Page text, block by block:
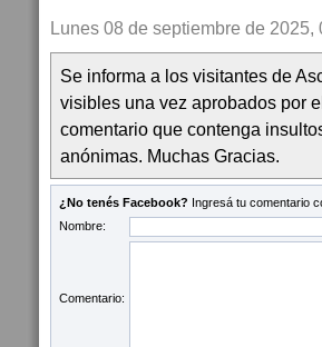
Lunes 08 de septiembre de 2025,
Se informa a los visitantes de
visibles una vez aprobados por
comentario que contenga
anónimas. Muchas Gracias.
¿No tenés Facebook? Ingresá tu comentario
Nombre:
Comentario: